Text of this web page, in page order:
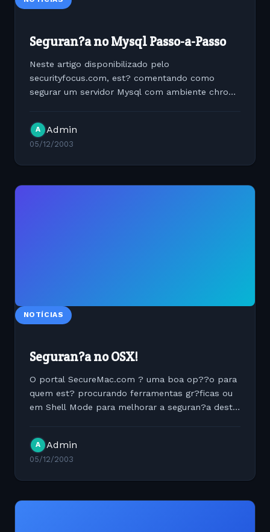
Seguran?a no Mysql Passo-a-Passo
Neste artigo disponibilizado pelo
securityfocus.com, est? comentando como
segurar um servidor Mysql com ambiente chroot
artigo em:...
A Admin
05/12/2003
NOTÍCIAS
Seguran?a no OSX!
O portal SecureMac.com ? uma boa op??o para
quem est? procurando ferramentas gr?ficas ou
em Shell Mode para melhorar a seguran?a desta
A Admin
05/12/2003